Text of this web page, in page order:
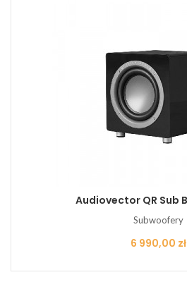
Audiovector QR Sub
Subwoofery
Cena
6 990,00 zł